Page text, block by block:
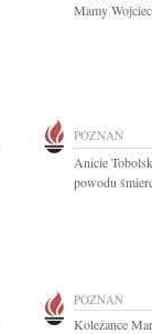
Mamy
POZNAŃ
Anicie
powodu
POZNAŃ
Koleżance